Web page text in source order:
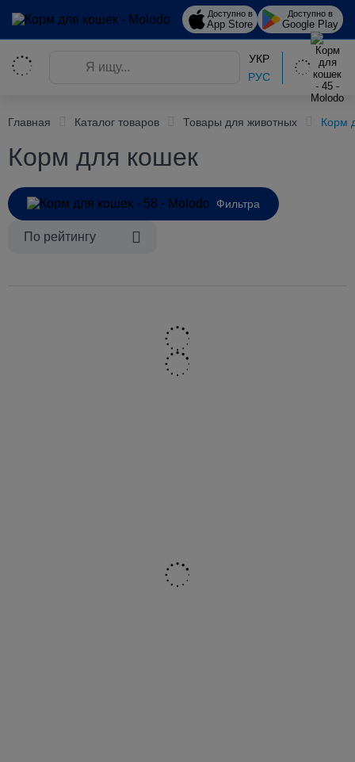
Доступно в
App Store
Доступно в
Google Play
УКР
РУС
Главная Каталог товаров Товары для животных Корм
Корм для кошек
Фильтра
По рейтингу